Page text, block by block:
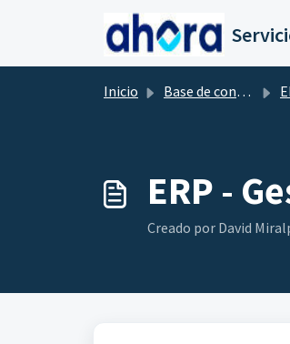
Saltar al contenido principal
Inicio Base de conocimientos
ERP -
Creado por David